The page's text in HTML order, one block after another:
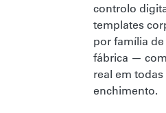
controlo
templates
por família
fábrica —
real em
enchimento.